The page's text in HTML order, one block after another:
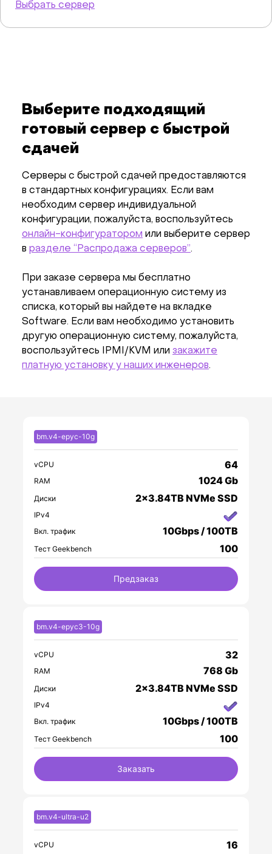
Выбрать сервер
Выберите подходящий
готовый сервер с быстрой
сдачей
Серверы с быстрой сдачей предоставляются
в стандартных конфигурациях. Если вам
необходим сервер индивидуальной
конфигурации, пожалуйста, воспользуйтесь
онлайн-конфигуратором или выберите сервер
в разделе “Распродажа серверов”.
При заказе сервера мы бесплатно
устанавливаем операционную систему из
списка, который вы найдете на вкладке
Software. Если вам необходимо установить
другую операционную систему, пожалуйста,
воспользуйтесь IPMI/KVM или закажите
платную установку у наших инженеров.
bm.v4-epyc-10g
vCPU 64
RAM 1024 Gb
Диски 2x3.84TB NVMe SSD
IPv4
Вкл. трафик
10Gbps / 100TB
Тест Geekbench 100
Предзаказ
bm.v4-epyc3-10g
vCPU 32
RAM 768 Gb
Диски 2x3.84TB NVMe SSD
IPv4
Вкл. трафик
10Gbps / 100TB
Тест Geekbench 100
Заказать
bm.v4-ultra-u2
vCPU 16